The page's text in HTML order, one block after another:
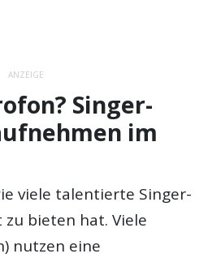
ANZEIGE
Singer-
im
viele talentierte Singer-
bieten hat. Viele
nutzen eine